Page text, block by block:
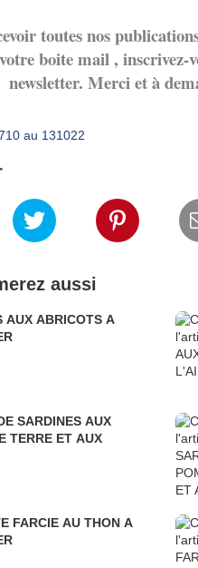
toutes nos
boite mail , inscrivez-
newsletter. Merci et à
au 131022
aussi
AUX ABRICOTS A
SARDINES AUX
TERRE ET AUX
FARCIE AU THON A